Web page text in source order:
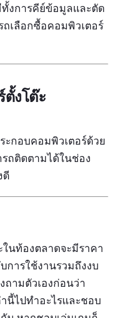
งการคีย์ข้อมูลและตัด
ถเลือกซื้อคอมพิวเตอร์
งโต๊ะ
ะกอบคอมพิวเตอร์ด้วย
รถติดตามได้ในช่อง
ดี
ในท้องตลาดจะมีราคา
ารใช้งานรวมถึงงบ
ามตัวเองก่อนว่า
นี้ไปทำอะไรและชอบ